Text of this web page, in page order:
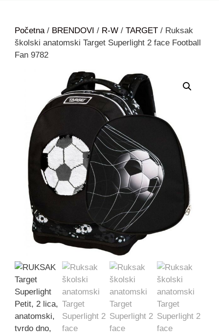
Početna/ BRENDOVI / R-W / TARGET / Ruksak
školski anatomski Target Superlight 2 face Football
Fan 9782